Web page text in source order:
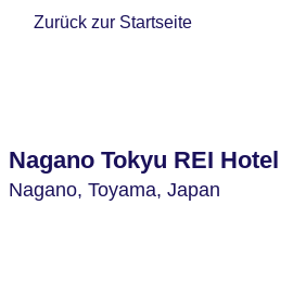
Zurück zur Startseite
Nagano Tokyu REI Hotel
Nagano, Toyama, Japan